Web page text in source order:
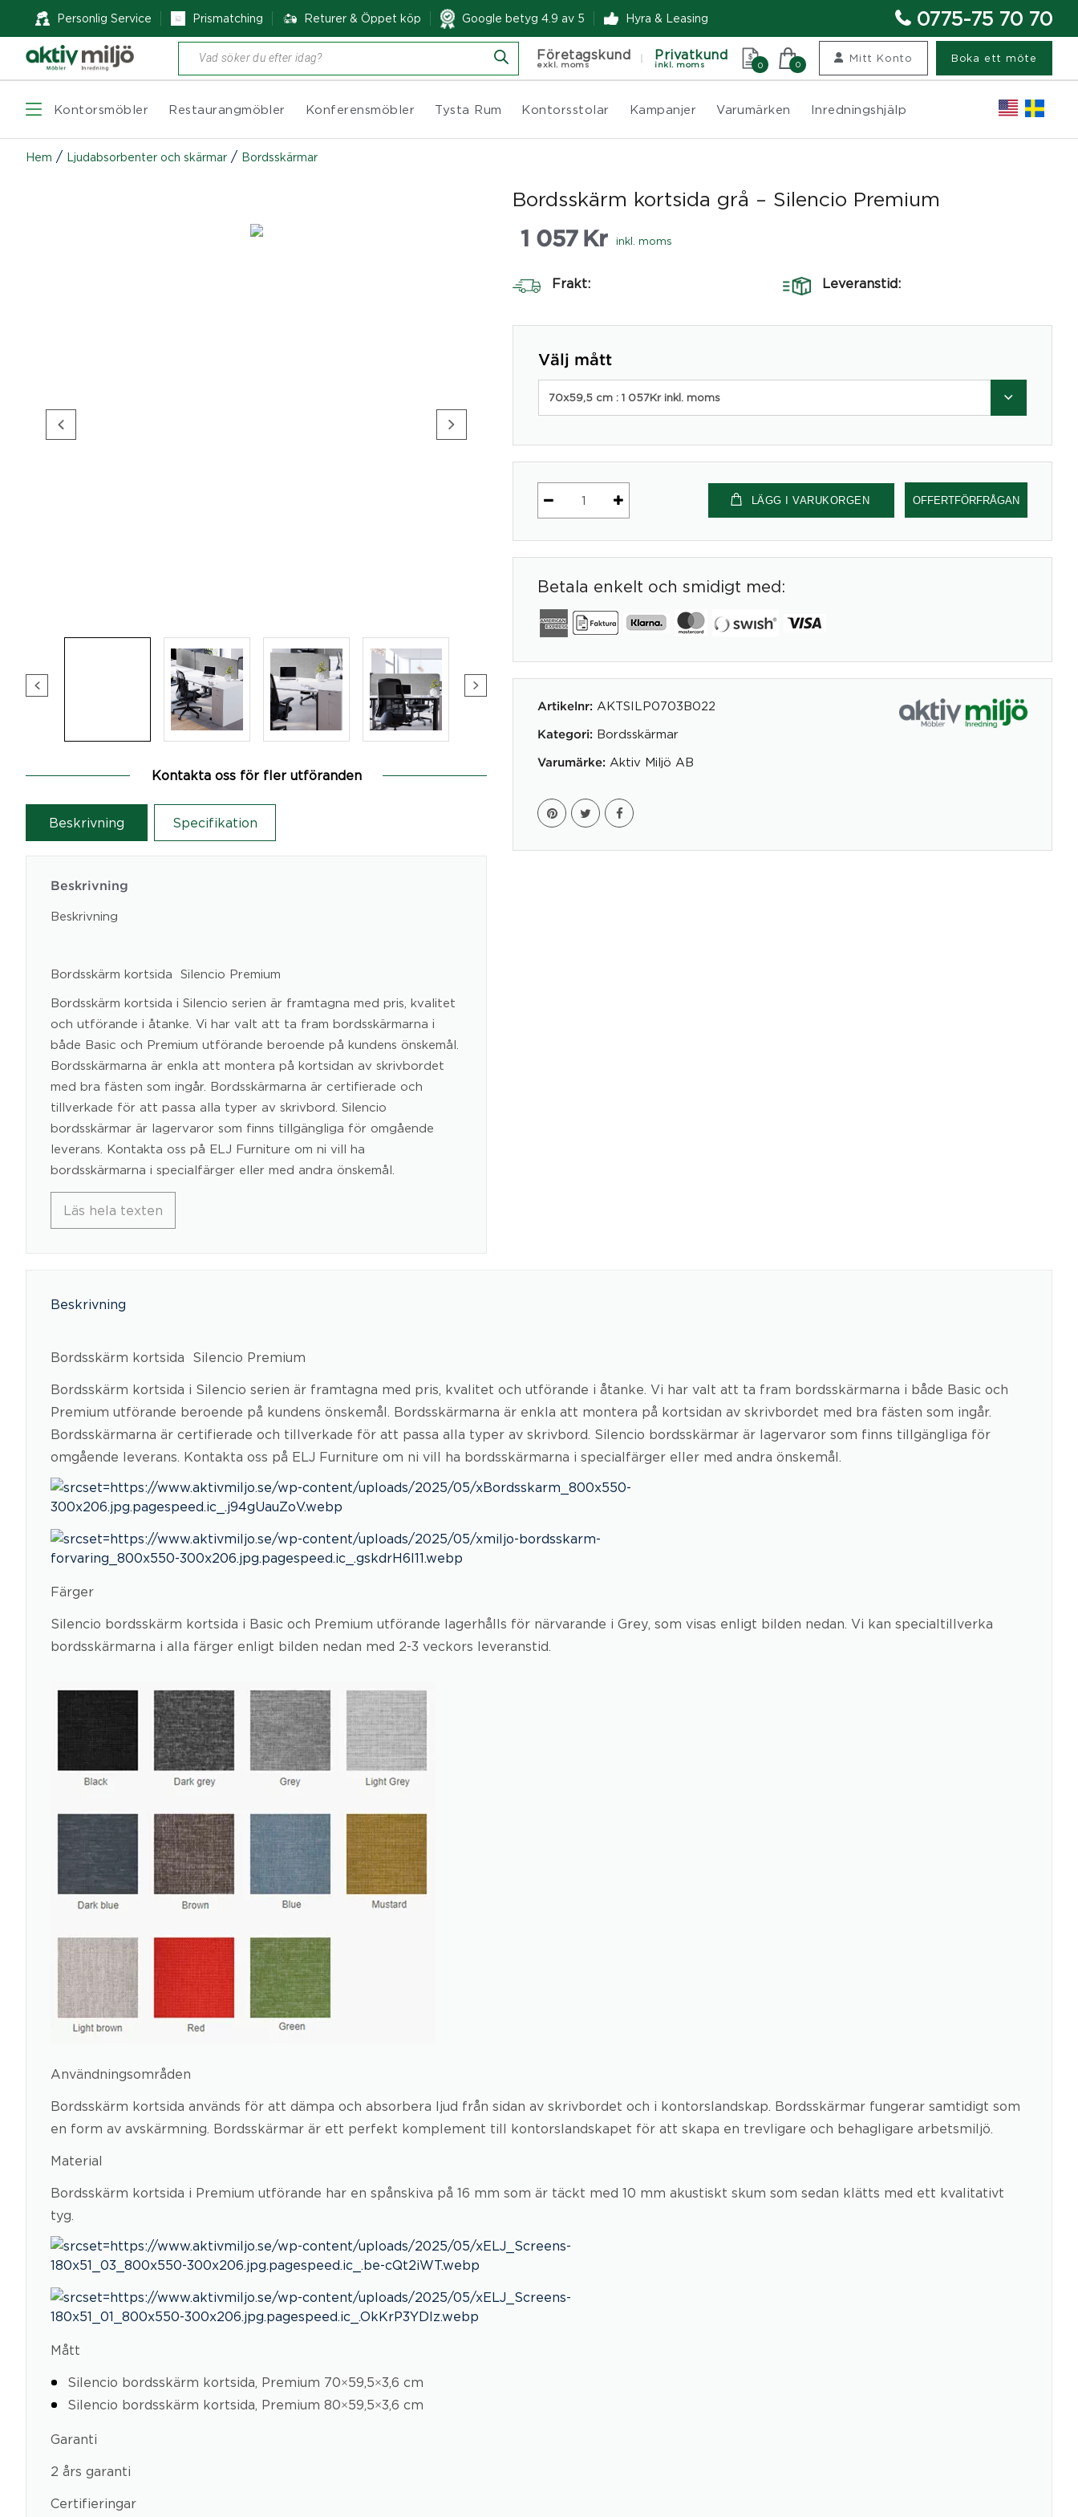
Personlig Service Prismatching Returer & Öppet köp Google betyg 4.9 av 5 Hyra & Leasing 0775-75 70 70
Produktsökning Företagskund
exkl. moms
Privatkund
inkl. moms 0 0
Mitt Konto Boka ett möte
Kontorsmöbler Restaurangmöbler Konferensmöbler Tysta Rum Kontorsstolar Kampanjer Varumärken Inredningshjälp
Hem / Ljudabsorbenter och skärmar / Bordsskärmar
Kontakta oss för fler utföranden
Beskrivning Specifikation
Beskrivning
Beskrivning
Bordsskärm kortsida  Silencio Premium
Bordsskärm kortsida i Silencio serien är framtagna med pris, kvalitet
och utförande i åtanke. Vi har valt att ta fram bordsskärmarna i
både Basic och Premium utförande beroende på kundens önskemål.
Bordsskärmarna är enkla att montera på kortsidan av skrivbordet
med bra fästen som ingår. Bordsskärmarna är certifierade och
tillverkade för att passa alla typer av skrivbord. Silencio
bordsskärmar är lagervaror som finns tillgängliga för omgående
leverans. Kontakta oss på ELJ Furniture om ni vill ha
bordsskärmarna i specialfärger eller med andra önskemål.
Läs hela texten
Bordsskärm kortsida grå – Silencio Premium
1 057 Kr inkl. moms
Frakt: Leveranstid:
Välj mått
70x59,5 cm : 1 057Kr inkl. moms
Bordsskärm
Silencio
mängd
LÄGG I VARUKORGEN OFFERTFÖRFRÅGAN
Betala enkelt och smidigt med:
Artikelnr: AKTSILP0703B022
Kategori: Bordsskärmar
Varumärke: Aktiv Miljö AB
Beskrivning
Bordsskärm kortsida  Silencio Premium
Bordsskärm kortsida i Silencio serien är framtagna med pris, kvalitet och utförande i åtanke. Vi har valt att ta fram bordsskärmarna i både Basic och
Premium utförande beroende på kundens önskemål. Bordsskärmarna är enkla att montera på kortsidan av skrivbordet med bra fästen som ingår.
Bordsskärmarna är certifierade och tillverkade för att passa alla typer av skrivbord. Silencio bordsskärmar är lagervaror som finns tillgängliga för
omgående leverans. Kontakta oss på ELJ Furniture om ni vill ha bordsskärmarna i specialfärger eller med andra önskemål.
Färger
Silencio bordsskärm kortsida i Basic och Premium utförande lagerhålls för närvarande i Grey, som visas enligt bilden nedan. Vi kan specialtillverka
bordsskärmarna i alla färger enligt bilden nedan med 2-3 veckors leveranstid.
Användningsområden
Bordsskärm kortsida används för att dämpa och absorbera ljud från sidan av skrivbordet och i kontorslandskap. Bordsskärmar fungerar samtidigt som
en form av avskärmning. Bordsskärmar är ett perfekt komplement till kontorslandskapet för att skapa en trevligare och behagligare arbetsmiljö.
Material
Bordsskärm kortsida i Premium utförande har en spånskiva på 16 mm som är täckt med 10 mm akustiskt skum som sedan klätts med ett kvalitativt
tyg.
Mått
Silencio bordsskärm kortsida, Premium 70×59,5×3,6 cm
Silencio bordsskärm kortsida, Premium 80×59,5×3,6 cm
Garanti
2 års garanti
Certifieringar